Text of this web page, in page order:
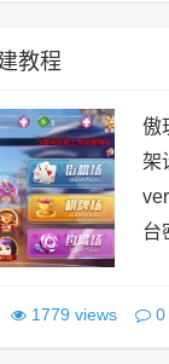
教程
傲
架
台
1779 views 0